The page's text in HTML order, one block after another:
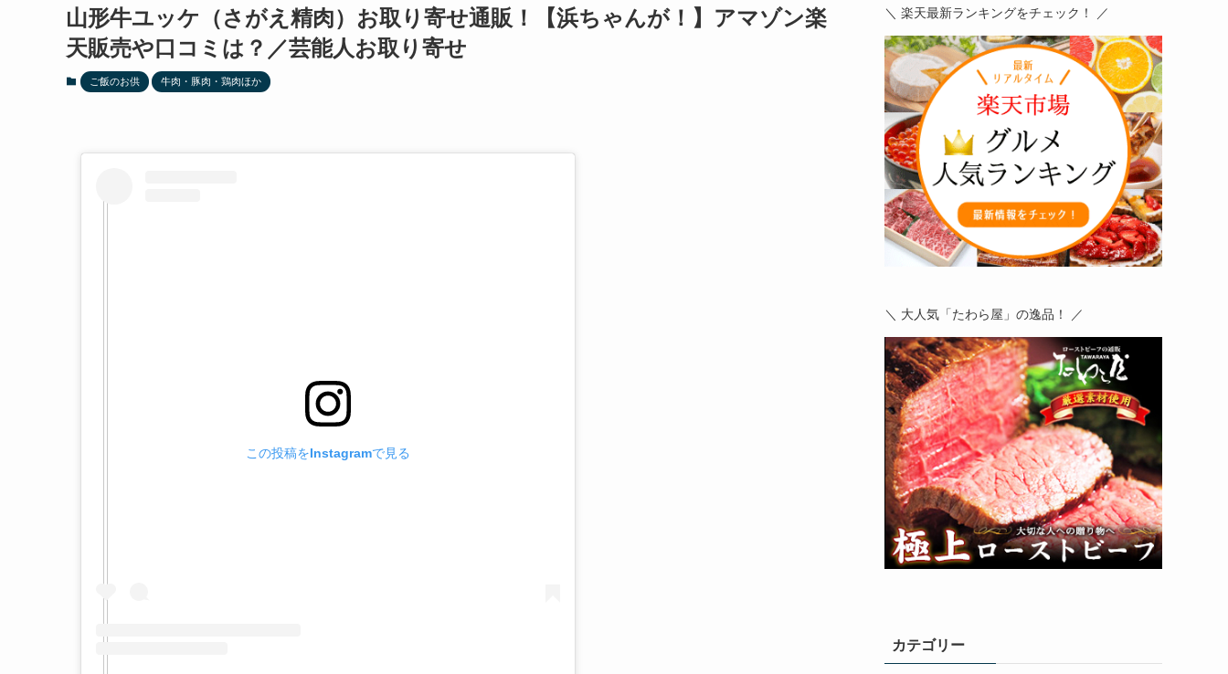
山形牛ユッケ（さがえ精肉）お取り寄せ通販！【浜ちゃんが！】アマゾン楽
天販売や口コミは？／芸能人お取り寄せ
ご飯のお供 牛肉・豚肉・鶏肉ほか
この投稿をInstagramで見る
＼ 楽天最新ランキングをチェック！ ／
＼ 大人気「たわら屋」の逸品！ ／
カテゴリー